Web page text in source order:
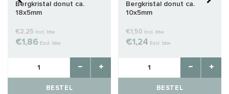
Bergkristal donut ca.
18x5mm
€2,25 Incl. btw
€1,86 Excl. btw
BESTEL
Bergkristal donut ca.
10x5mm
€1,50 Incl. btw
€1,24 Excl. btw
BESTEL